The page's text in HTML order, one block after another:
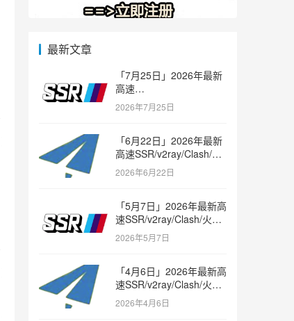
最新文章
「7月25日」2026年最新
高速
SSR/v2ray/Clash/trojan
节点免费分享
2026年7月25日
「6月22日」2026年最新
高速SSR/v2ray/Clash/火
箭节点免费分享
2026年6月22日
「5月7日」2026年最新高
速SSR/v2ray/Clash/火箭
节点免费分享
2026年5月7日
「4月6日」2026年最新高
速SSR/v2ray/Clash/火箭
节点免费分享
2026年4月6日